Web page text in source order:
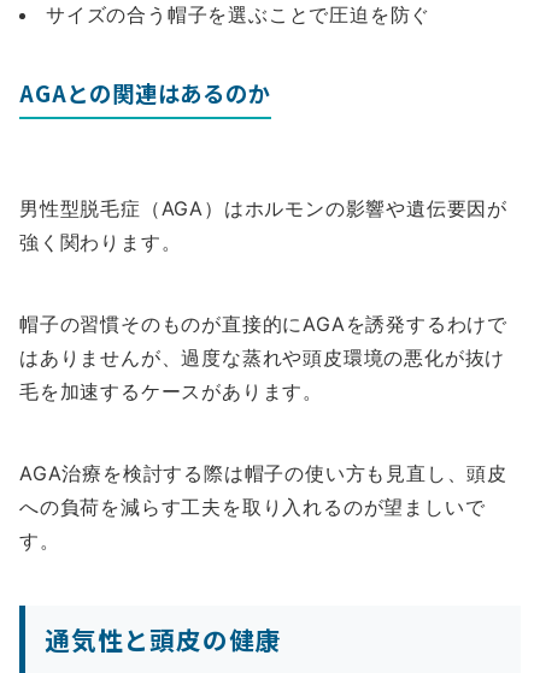
サイズの合う帽子を選ぶことで圧迫を防ぐ
AGAとの関連はあるのか
男性型脱毛症（AGA）はホルモンの影響や遺伝要因が
強く関わります。
帽子の習慣そのものが直接的にAGAを誘発するわけで
はありませんが、過度な蒸れや頭皮環境の悪化が抜け
毛を加速するケースがあります。
AGA治療を検討する際は帽子の使い方も見直し、頭皮
への負荷を減らす工夫を取り入れるのが望ましいで
す。
通気性と頭皮の健康